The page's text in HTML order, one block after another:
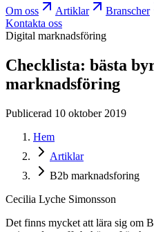
Om oss
Artiklar
Branscher
Kontakta oss
Digital marknadsföring
Checklista: bästa
marknadsföring
Publicerad 10 oktober 2019
Hem
Artiklar
B2b marknadsforing
Cecilia Lyche Simonsson
Det finns mycket att lära sig om